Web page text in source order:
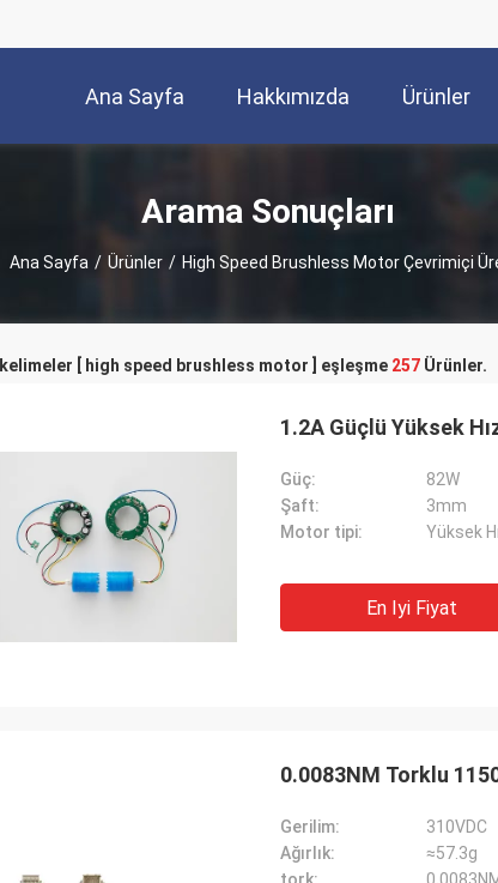
Ana Sayfa Hakkımızda Ürünler
Arama Sonuçları
Ana Sayfa / Ürünler / High Speed Brushless Motor Çevrimiçi
[ high speed brushless motor ] eşleşme 257 Ürünler.
1.2A Güçlü Yüksek
Güç:
82W
Şaft:
3mm
Motor tipi:
Yüksek
En Iyi Fiyat
0.0083NM Torklu
Gerilim:
310VDC
Ağırlık:
≈57.3g